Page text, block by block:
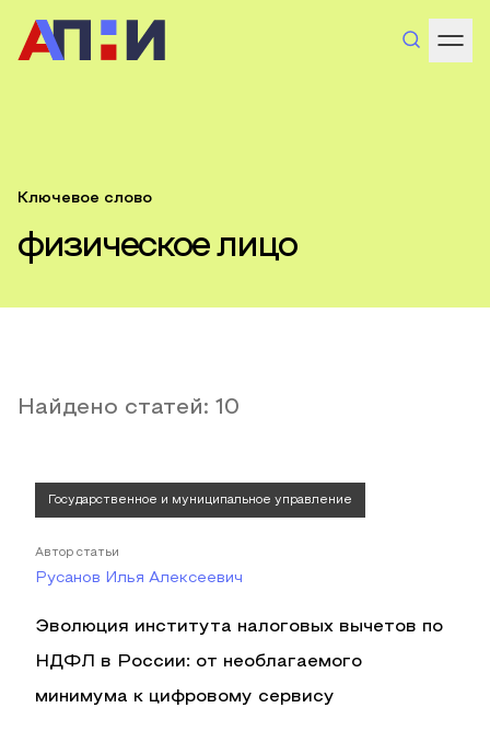
Ключевое слово
физическое лицо
Найдено статей: 10
Государственное и муниципальное управление
Автор статьи
Русанов Илья Алексеевич
Эволюция института налоговых вычетов по
НДФЛ в России: от необлагаемого
минимума к цифровому сервису